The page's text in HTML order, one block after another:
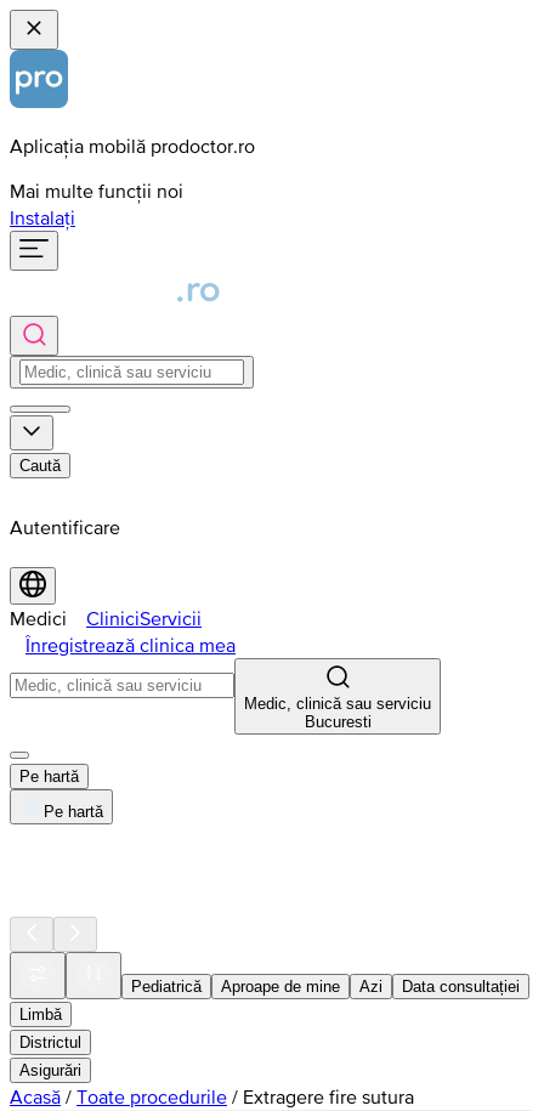
Aplicația mobilă prodoctor.ro
Mai multe funcții noi
Instalați
Caută
Autentificare
Medici CliniciServicii
Înregistrează clinica mea
Medic, clinică sau serviciu
Bucuresti
Pe hartă
Pe hartă
Pediatrică Aproape de mine Azi
Data consultației
Limbă
Districtul
Asigurări
Acasă / Toate procedurile / Extragere fire sutura